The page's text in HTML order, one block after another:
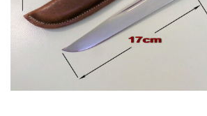
Χάσατε τον κωδικό σας ?